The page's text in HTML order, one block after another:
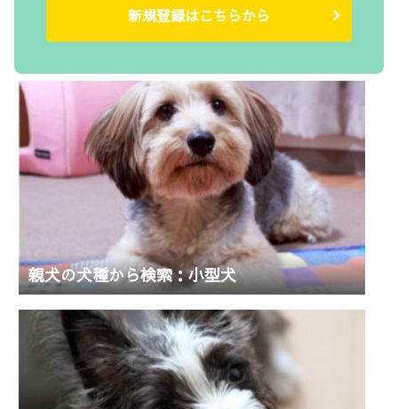
新規登録はこちらから
親犬の犬種から検索：小型犬